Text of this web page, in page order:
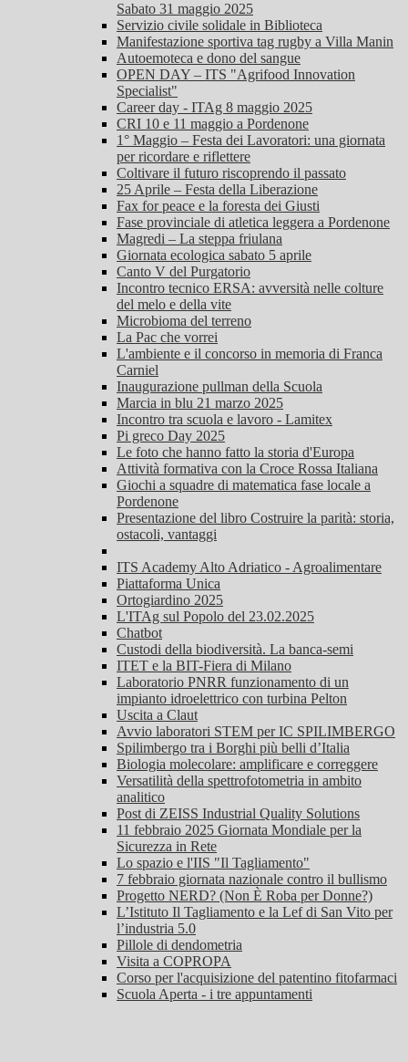
Sabato 31 maggio 2025
Servizio civile solidale in Biblioteca
Manifestazione sportiva tag rugby a Villa Manin
Autoemoteca e dono del sangue
OPEN DAY – ITS "Agrifood Innovation
Specialist"
Career day - ITAg 8 maggio 2025
CRI 10 e 11 maggio a Pordenone
1° Maggio – Festa dei Lavoratori: una giornata
per ricordare e riflettere
Coltivare il futuro riscoprendo il passato
25 Aprile – Festa della Liberazione
Fax for peace e la foresta dei Giusti
Fase provinciale di atletica leggera a Pordenone
Magredi – La steppa friulana
Giornata ecologica sabato 5 aprile
Canto V del Purgatorio
Incontro tecnico ERSA: avversità nelle colture
del melo e della vite
Microbioma del terreno
La Pac che vorrei
L'ambiente e il concorso in memoria di Franca
Carniel
Inaugurazione pullman della Scuola
Marcia in blu 21 marzo 2025
Incontro tra scuola e lavoro - Lamitex
Pi greco Day 2025
Le foto che hanno fatto la storia d'Europa
Attività formativa con la Croce Rossa Italiana
Giochi a squadre di matematica fase locale a
Pordenone
Presentazione del libro Costruire la parità: storia,
ostacoli, vantaggi
ITS Academy Alto Adriatico - Agroalimentare
Piattaforma Unica
Ortogiardino 2025
L'ITAg sul Popolo del 23.02.2025
Chatbot
Custodi della biodiversità. La banca-semi
ITET e la BIT-Fiera di Milano
Laboratorio PNRR funzionamento di un
impianto idroelettrico con turbina Pelton
Uscita a Claut
Avvio laboratori STEM per IC SPILIMBERGO
Spilimbergo tra i Borghi più belli d’Italia
Biologia molecolare: amplificare e correggere
Versatilità della spettrofotometria in ambito
analitico
Post di ZEISS Industrial Quality Solutions
11 febbraio 2025 Giornata Mondiale per la
Sicurezza in Rete
Lo spazio e l'IIS "Il Tagliamento"
7 febbraio giornata nazionale contro il bullismo
Progetto NERD? (Non È Roba per Donne?)
L’Istituto Il Tagliamento e la Lef di San Vito per
l’industria 5.0
Pillole di dendometria
Visita a COPROPA
Corso per l'acquisizione del patentino fitofarmaci
Scuola Aperta - i tre appuntamenti